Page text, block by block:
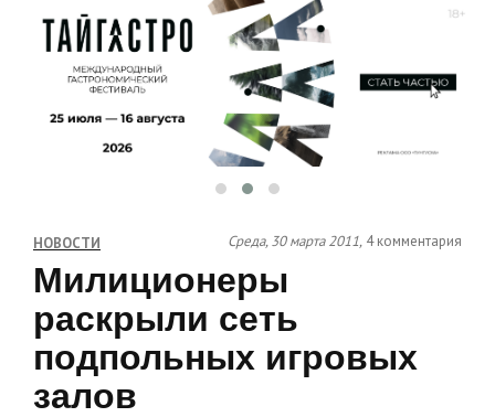
НОВОСТИ Среда, 30 марта 2011, 4 комментария
Милиционеры
раскрыли сеть
подпольных игровых
залов